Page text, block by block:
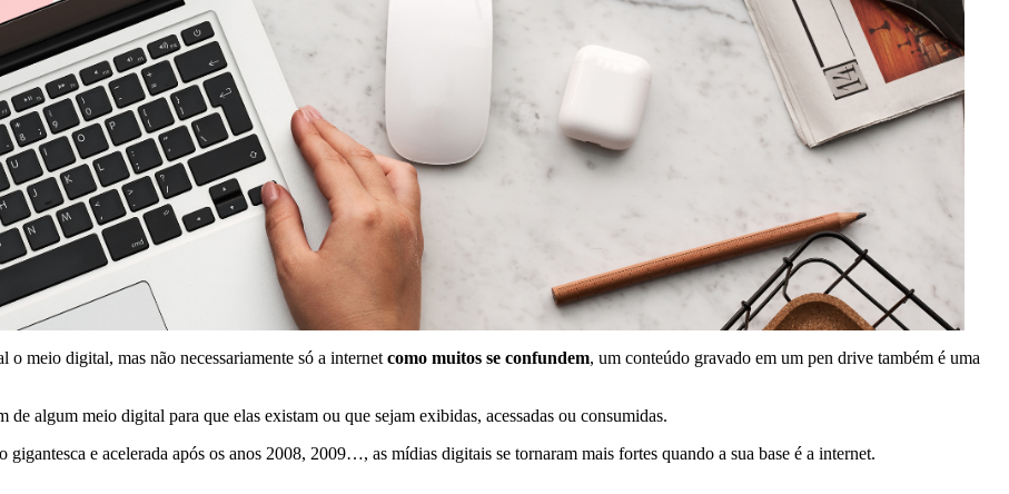
meio digital, mas não necessariamente só a internet como muitos se confundem, um conteúdo gravado em um pen drive também é uma
de algum meio digital para que elas existam ou que sejam exibidas, acessadas ou consumidas.
e acelerada após os anos 2008, 2009…, as mídias digitais se tornaram mais fortes quando a sua base é a internet.